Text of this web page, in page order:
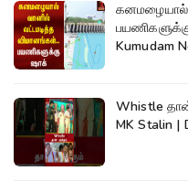
கனமழையால்
Kumudam
Whistle தான் பறக்கும் !! |
MK Stalin |